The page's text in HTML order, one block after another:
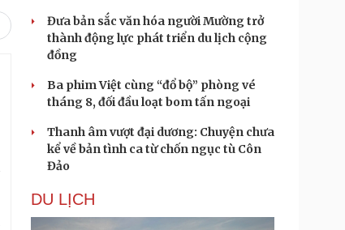
Đưa bản sắc văn hóa người Mường trở
thành động lực phát triển du lịch cộng
đồng
Ba phim Việt cùng “đổ bộ” phòng vé
tháng 8, đối đầu loạt bom tấn ngoại
Thanh âm vượt đại dương: Chuyện chưa
kể về bản tình ca từ chốn ngục tù Côn
Đảo
DU LỊCH